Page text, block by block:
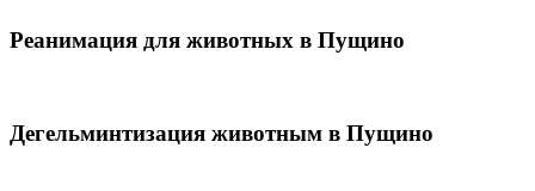
Реанимация для животных в Пущино
Дегельминтизация животным в Пущино